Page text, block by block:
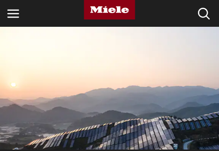
ΠΡΟΪΌΝΤΑ
SHOP
SERVICE ΚΑΙ ΥΠΟΣΤΉΡΙΞΗ